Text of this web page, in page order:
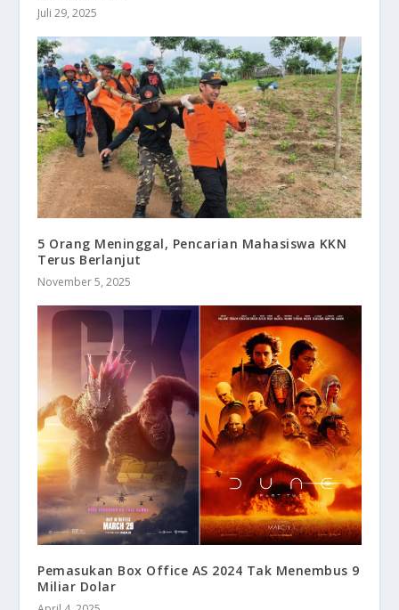
Juli 29, 2025
5 Orang Meninggal, Pencarian Mahasiswa KKN
Terus Berlanjut
November 5, 2025
Pemasukan Box Office AS 2024 Tak Menembus 9
Miliar Dolar